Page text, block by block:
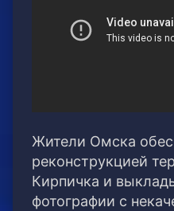
Жители Омска
реконструкцией
Кирпичка и
фотографии с